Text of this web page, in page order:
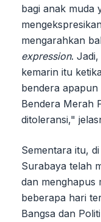
bagi anak muda
mengarahkan
expression. Jadi,
kemarin itu
bendera
Bendera Merah
ditoleransi,"
Sementara itu,
Surabaya telah
dan menghapus
beberapa hari
Bangsa dan